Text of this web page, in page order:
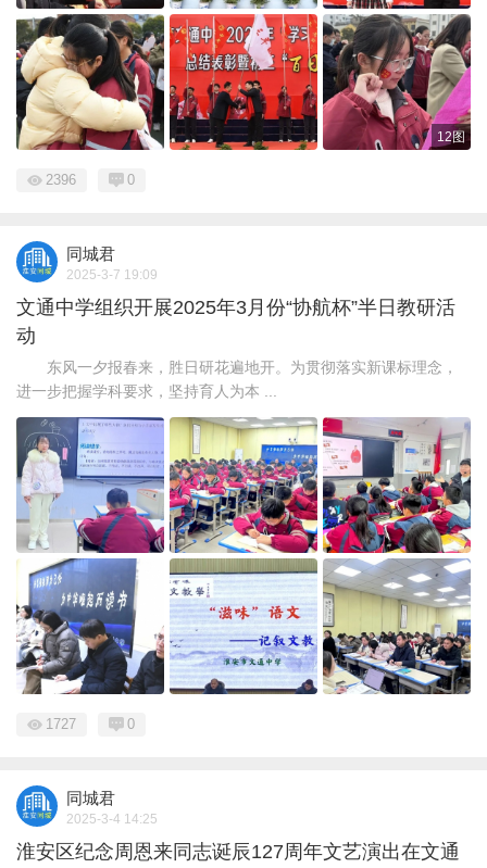
12图
2396 0
同城君
2025-3-7 19:09
文通中学组织开展2025年3月份“协航杯”半日教研活
动
东风一夕报春来，胜日研花遍地开。为贯彻落实新课标理念，
进一步把握学科要求，坚持育人为本 ...
1727 0
同城君
2025-3-4 14:25
淮安区纪念周恩来同志诞辰127周年文艺演出在文通